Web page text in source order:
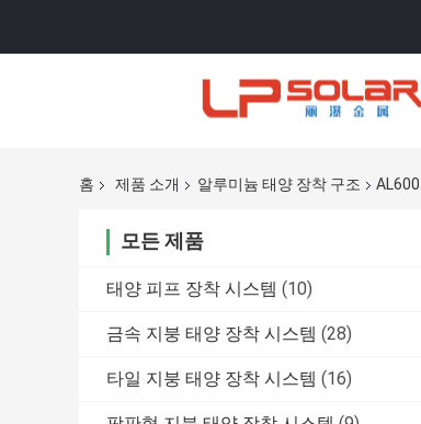
홈 제품 소개 알루미늄 태양 장착 구조
모든 제품
태양 피프 장착 시스템 (10)
금속 지붕 태양 장착 시스템 (28)
타일 지붕 태양 장착 시스템 (16)